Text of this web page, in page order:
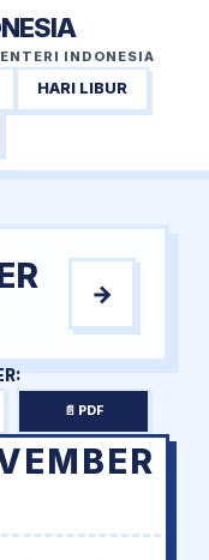
INDONESIA
HARI LIBUR
→
📄 PDF